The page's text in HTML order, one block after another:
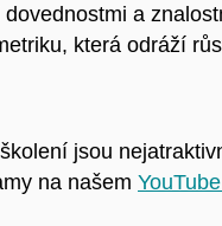
a
která odráží
jsou
na našem